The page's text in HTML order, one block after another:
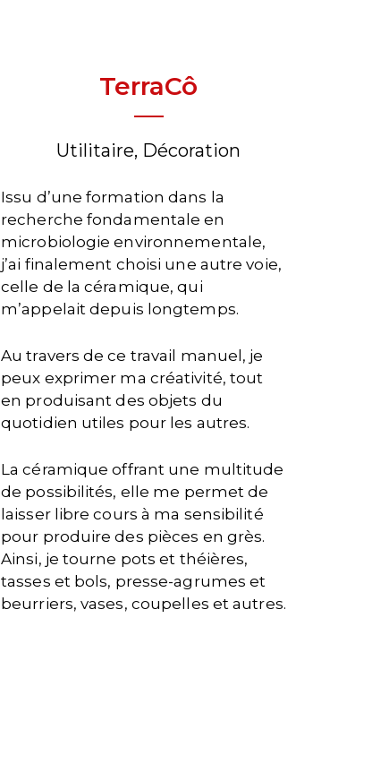
TerraCô
Utilitaire, Décoration
Issu d’une formation dans la
recherche fondamentale en
microbiologie environnementale,
j’ai finalement choisi une autre voie,
celle de la céramique, qui
m’appelait depuis longtemps.
Au travers de ce travail manuel, je
peux exprimer ma créativité, tout
en produisant des objets du
quotidien utiles pour les autres.
La céramique offrant une multitude
de possibilités, elle me permet de
laisser libre cours à ma sensibilité
pour produire des pièces en grès.
Ainsi, je tourne pots et théières,
tasses et bols, presse-agrumes et
beurriers, vases, coupelles et autres.